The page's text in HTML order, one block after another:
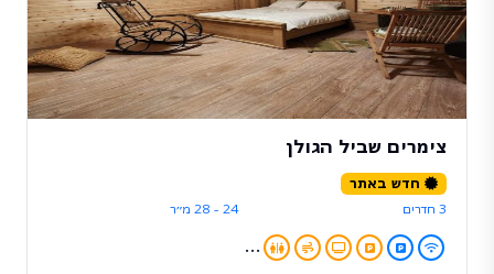
צימרים שביל הגולן
חדש באתר
3 חדרים 24 - 28 מ״ר
...